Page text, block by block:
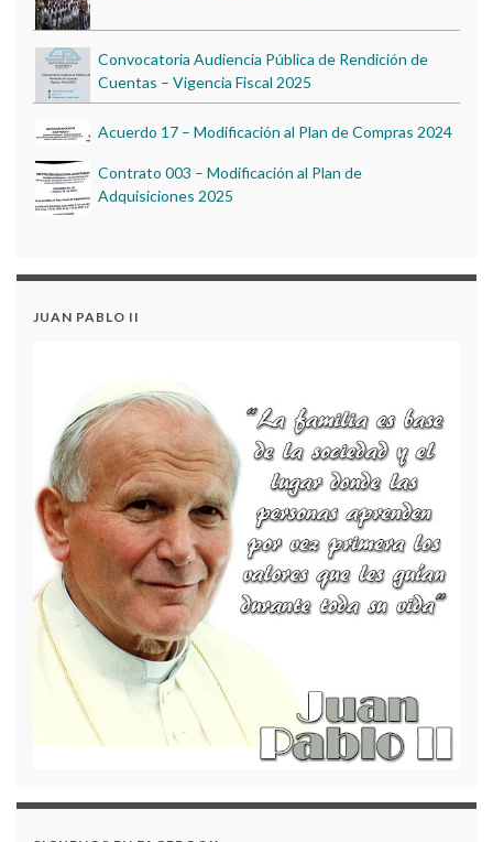
Acuerdo 17 – Modificación al Plan de Compras 2024
GOBIERNO ESCOLAR 2022
Contrato 003 – Modificación al Plan de
PROYECTO PESCC 2023
BIENESTAR INSTITUCIONAL 2023
Convocatoria Audiencia Pública de Rendición de
Cuentas – Vigencia Fiscal 2025
Acuerdo 17 – Modificación al Plan de Compras 2024
GOBIERNO ESCOLAR 2022
CONVOCATORIA RENDICIÓN DE CUENTAS
VIGENCIA – 2023
JUAN PABLO II